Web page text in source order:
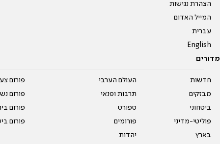
הצהרת נגישות
המייל האדום
עברית
English
מדורים
חדשות
מבזקים
ביטחוני
פוליטי-מדיני
בארץ
העולם הערבי
תרבות ופנאי
ספורט
פורומים
יהדות
פורום
פורום
פורום
פורום